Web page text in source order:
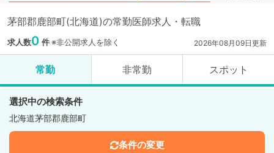
茅部郡鹿部町(北海道)の常勤医師求人・転職
求人数0 件※非公開求人を除く 2026年08月09日更新
常勤 非常勤 スポット
選択中の検索条件
北海道茅部郡鹿部町
条件の変更